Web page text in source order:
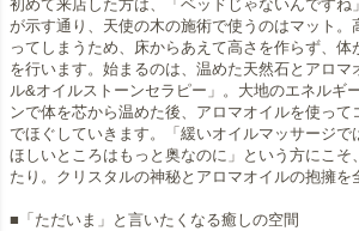
初めて来店した方は、「ベッドじゃないんですね
が示す通り、天使の木の施術で使うのはマット。
ってしまうため、床からあえて高さを作らず、
を行います。始まるのは、温めた天然石とアロマ
ル&オイルストーンセラピー」。大地のエネルギ
ンで体を芯から温めた後、アロマオイルを使っ
でほぐしていきます。「緩いオイルマッサージで
ほしいところはもっと奥なのに」という方にこそ
たり。クリスタルの神秘とアロマオイルの抱擁を
■「ただいま」と言いたくなる癒しの空間